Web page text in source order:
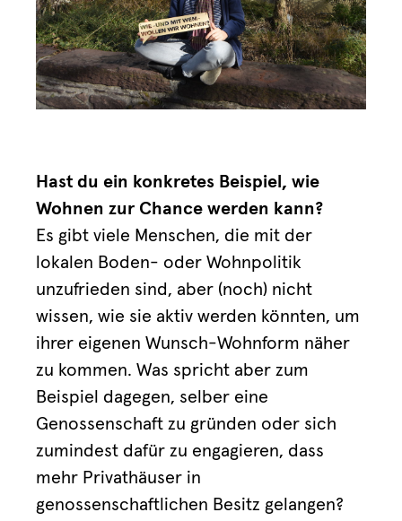
Hast du ein konkretes Beispiel, wie
Wohnen zur Chance werden kann?
Es gibt viele Menschen, die mit der
lokalen Boden- oder Wohnpolitik
unzufrieden sind, aber (noch) nicht
wissen, wie sie aktiv werden könnten, um
ihrer eigenen Wunsch-Wohnform näher
zu kommen. Was spricht aber zum
Beispiel dagegen, selber eine
Genossenschaft zu gründen oder sich
zumindest dafür zu engagieren, dass
mehr Privathäuser in
genossenschaftlichen Besitz gelangen?